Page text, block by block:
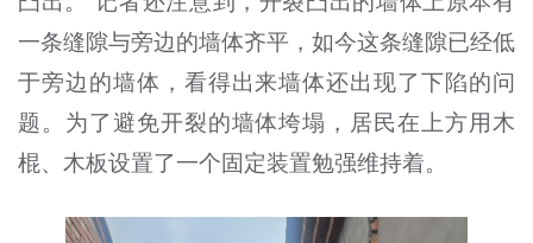
一条缝隙与旁边的墙体齐平，如今这条缝隙已经低
于旁边的墙体，看得出来墙体还出现了下陷的问
题。为了避免开裂的墙体垮塌，居民在上方用木
棍、木板设置了一个固定装置勉强维持着。